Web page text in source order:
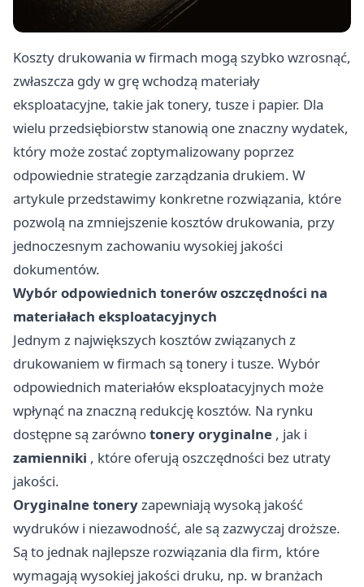
Koszty drukowania w firmach mogą szybko wzrosnąć,
zwłaszcza gdy w grę wchodzą materiały
eksploatacyjne, takie jak tonery, tusze i papier. Dla
wielu przedsiębiorstw stanowią one znaczny wydatek,
który może zostać zoptymalizowany poprzez
odpowiednie strategie zarządzania drukiem. W
artykule przedstawimy konkretne rozwiązania, które
pozwolą na zmniejszenie kosztów drukowania, przy
jednoczesnym zachowaniu wysokiej jakości
dokumentów.
Wybór odpowiednich tonerów oszczędności na
materiałach eksploatacyjnych
Jednym z największych kosztów związanych z
drukowaniem w firmach są tonery i tusze. Wybór
odpowiednich materiałów eksploatacyjnych może
wpłynąć na znaczną redukcję kosztów. Na rynku
dostępne są zarównotonery oryginalne , jak i
zamienniki , które oferują oszczędności bez utraty
jakości.
Oryginalne toneryzapewniają wysoką jakość
wydruków i niezawodność, ale są zazwyczaj droższe.
Są to jednak najlepsze rozwiązania dla firm, które
wymagają wysokiej jakości druku, np. w branżach